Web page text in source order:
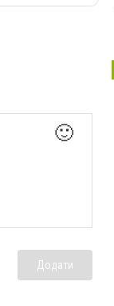
🙂
Додати